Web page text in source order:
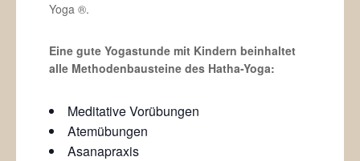
Yoga ®.
Eine gute Yogastunde mit Kindern beinhaltet
alle Methodenbausteine des Hatha-Yoga:
Meditative Vorübungen
Atemübungen
Asanapraxis